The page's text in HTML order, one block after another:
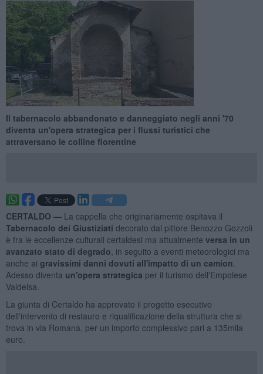
Il tabernacolo abbandonato e danneggiato negli anni '70
diventa un'opera strategica per i flussi turistici che
attraversano le colline fiorentine
CERTALDO — La cappella che originariamente ospitava il
Tabernacolo dei Giustiziati decorato dal pittore Benozzo Gozzoli
è fra le eccellenze culturali certaldesi ma attualmente versa in un
avanzato stato di degrado , in seguito a eventi meteorologici ma
anche ai gravissimi danni dovuti all'impatto di un camion
Adesso diventa un'opera strategica per il turismo dell'Empolese
Valdelsa.
La giunta di Certaldo ha approvato il progetto esecutivo
dell'intervento di restauro e riqualificazione della struttura che si
trova in via Romana, per un importo complessivo pari a 135mila
euro.